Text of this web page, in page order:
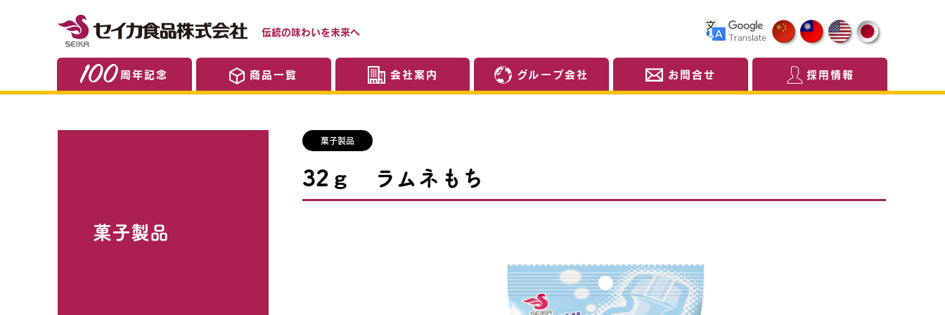
伝統の味わいを未来へ
周年記念 商品一覧 会社案内 グループ会社 お問合せ 採用情報
菓子製品
菓子製品
32ｇ ラムネもち